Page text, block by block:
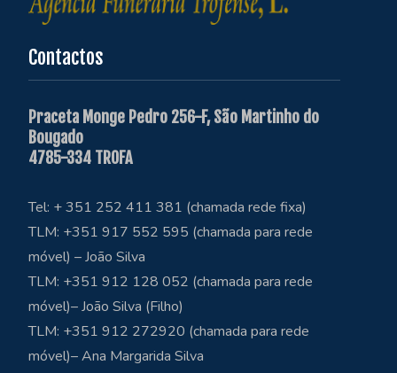
Contactos
Praceta Monge Pedro 256-F, São Martinho do
Bougado
4785-334 TROFA
Tel: + 351 252 411 381 (chamada rede fixa)
TLM: +351 917 552 595 (chamada para rede
móvel) – João Silva
TLM: +351 912 128 052 (chamada para rede
móvel)– João Silva (Filho)
TLM: +351 912 272920 (chamada para rede
móvel)– Ana Margarida Silva